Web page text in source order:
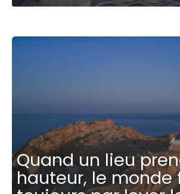
Quand un lieu
hauteur, le monde